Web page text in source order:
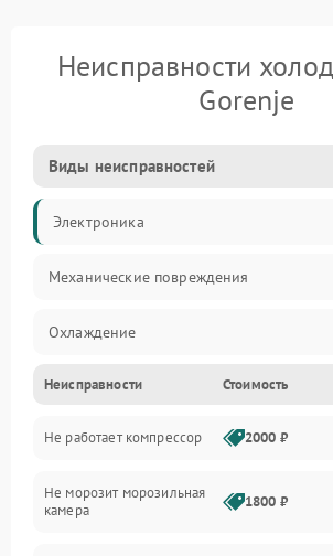
Неисправности
Gorenje
Виды неисправностей
Электроника
Механические повреждения
Охлаждение
Механика
Электропитание
Дренаж
Неисправности Стоимость
Не работает компрессор 2000 ₽
Не морозит морозильная
камера
1800 ₽